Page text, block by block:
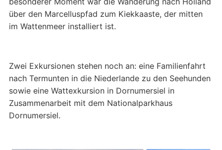
über den Marcelluspfad zum Kiekkaaste, der mitten
im Wattenmeer installiert ist.
Zwei Exkursionen stehen noch an: eine Familienfahrt
nach Termunten in die Niederlande zu den Seehunden
sowie eine Wattexkursion in Dornumersiel in
Zusammenarbeit mit dem Nationalparkhaus
Dornumersiel.